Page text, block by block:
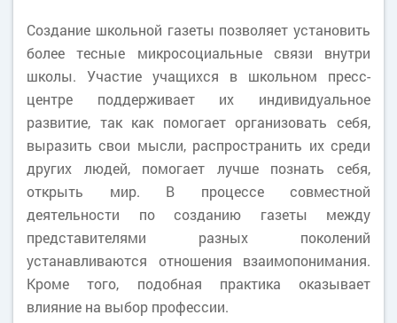
Создание школьной газеты позволяет установить
более тесные микросоциальные связи внутри
школы. Участие учащихся в школьном пресс-
центре поддерживает их индивидуальное
развитие, так как помогает организовать себя,
выразить свои мысли, распространить их среди
других людей, помогает лучше познать себя,
открыть мир. В процессе совместной
деятельности по созданию газеты между
представителями разных поколений
устанавливаются отношения взаимопонимания.
Кроме того, подобная практика оказывает
влияние на выбор профессии.